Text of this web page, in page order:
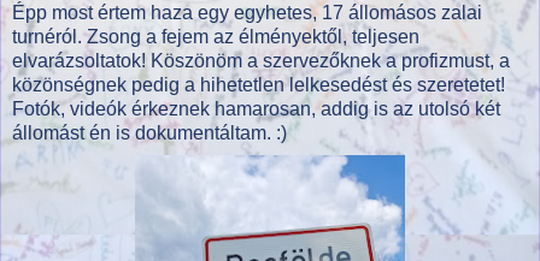
Épp most értem haza egy egyhetes, 17 állomásos zalai
turnéról. Zsong a fejem az élményektől, teljesen
elvarázsoltatok! Köszönöm a szervezőknek a profizmust, a
közönségnek pedig a hihetetlen lelkesedést és szeretetet!
Fotók, videók érkeznek hamarosan, addig is az utolsó két
állomást én is dokumentáltam. :)